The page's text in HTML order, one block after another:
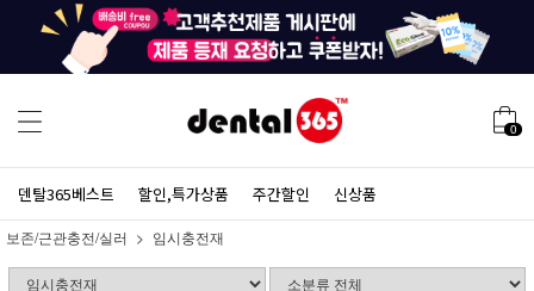
0
덴탈365베스트 할인,특가상품 주간할인 신상품
보존/근관충전/실러 임시충전재